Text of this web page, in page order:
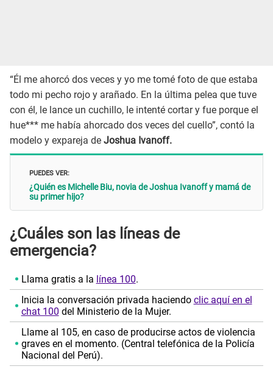
“Él me ahorcó dos veces y yo me tomé foto de que estaba
todo mi pecho rojo y arañado. En la última pelea que tuve
con él, le lance un cuchillo, le intenté cortar y fue porque el
hue*** me había ahorcado dos veces del cuello”, contó la
modelo y expareja de Joshua Ivanoff.
PUEDES VER:
¿Quién es Michelle Biu, novia de Joshua Ivanoff y mamá de
su primer hijo?
¿Cuáles son las líneas de
emergencia?
Llama gratis a la línea 100.
Inicia la conversación privada haciendo clic aquí en el
chat 100 del Ministerio de la Mujer.
Llame al 105, en caso de producirse actos de violencia
graves en el momento. (Central telefónica de la Policía
Nacional del Perú).